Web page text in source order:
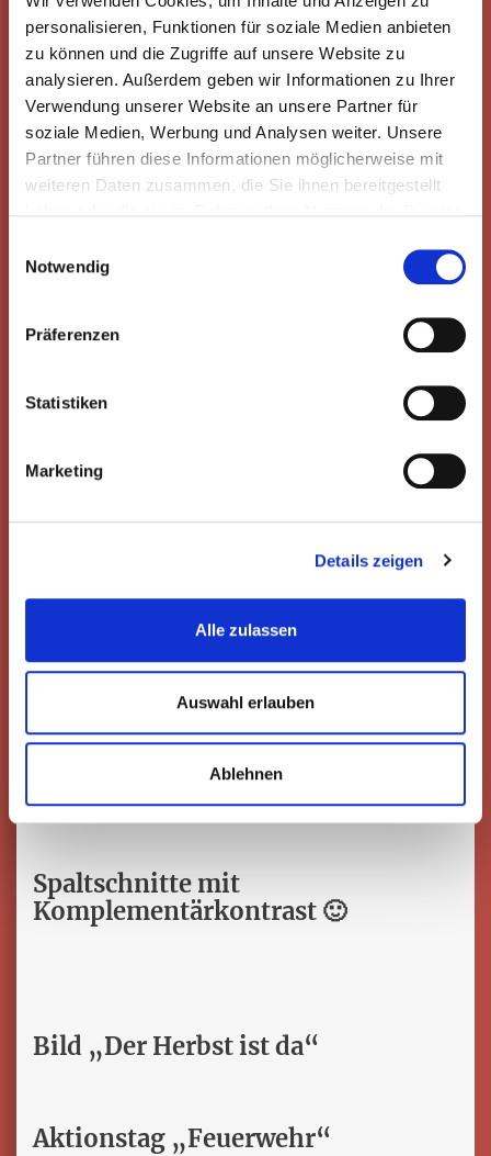
personalisieren, Funktionen für soziale Medien anbieten
zu können und die Zugriffe auf unsere Website zu
analysieren. Außerdem geben wir Informationen zu Ihrer
Verwendung unserer Website an unsere Partner für
soziale Medien, Werbung und Analysen weiter. Unsere
Partner führen diese Informationen möglicherweise mit
weiteren Daten zusammen, die Sie ihnen bereitgestellt
Notwendig
Präferenzen
Statistiken
Marketing
Details zeigen
Alle zulassen
Auswahl erlauben
Ablehnen
Feuerwerk über der Stadt
Spaltschnitte mit
Komplementärkontrast 🙂
Bild „Der Herbst ist da“
Aktionstag „Feuerwehr“